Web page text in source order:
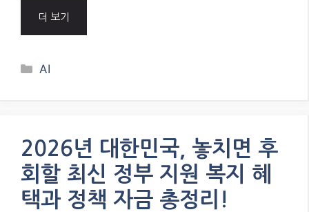
더 보기
Categories
AI
2026년 대한민국, 놓치면 후
회할 최신 정부 지원 복지 혜
택과 정책 자금 총정리!